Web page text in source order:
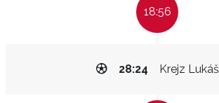
18:56
Krejz Lukáš
28:24